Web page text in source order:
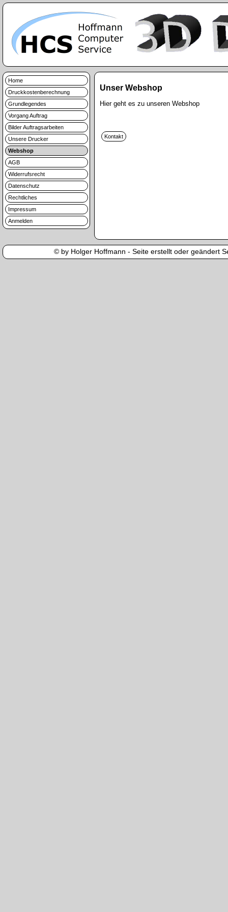
Home
Druckkostenberechnung
Grundlegendes
Vorgang Auftrag
Bilder Auftragsarbeiten
Unsere Drucker
Webshop
AGB
Widerrufsrecht
Datenschutz
Rechtliches
Impressum
Anmelden
Unser Webshop
Hier geht es zu unseren Webshop
© by Holger Hoffmann - Seite erstellt oder geändert